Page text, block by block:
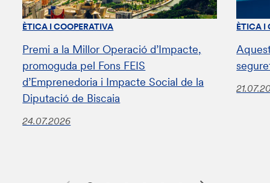
ÈTICA I COOPERATIVA
Premi a la Millor Operació d’Impacte,
promoguda pel Fons FEIS
d’Emprenedoria i Impacte Social de la
Diputació de Biscaia
24.07.2026
ÈTICA I